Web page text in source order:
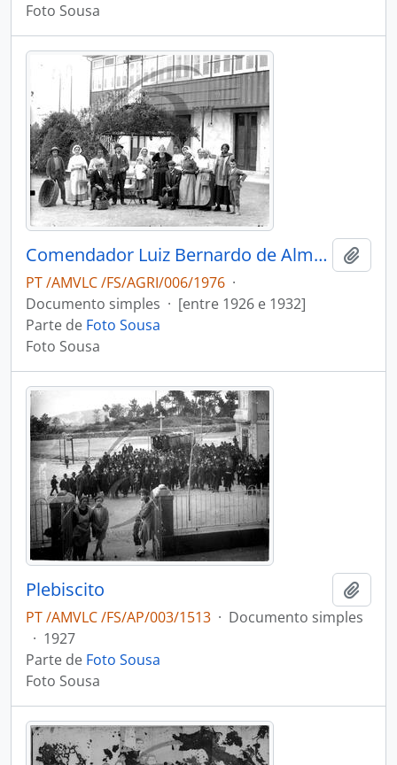
Foto Sousa
Comendador Luiz Bernardo de Almeida e esposa com os vindimadores na Quinta Progresso
PT /AMVLC /FS/AGRI/006/1976 ·
Documento simples · [entre 1926 e 1932]
Parte de Foto Sousa
Foto Sousa
Plebiscito
PT /AMVLC /FS/AP/003/1513 · Documento simples
· 1927
Parte de Foto Sousa
Foto Sousa